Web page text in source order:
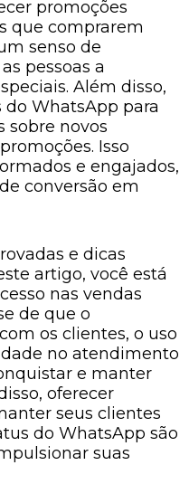
promoções
que comprarem
senso de
pessoas a
Além disso,
WhatsApp para
sobre novos
Isso
e engajados,
conversão em
e dicas
artigo, você está
nas vendas
de que o
os clientes, o uso
no atendimento
e manter
oferecer
seus clientes
do WhatsApp são
suas